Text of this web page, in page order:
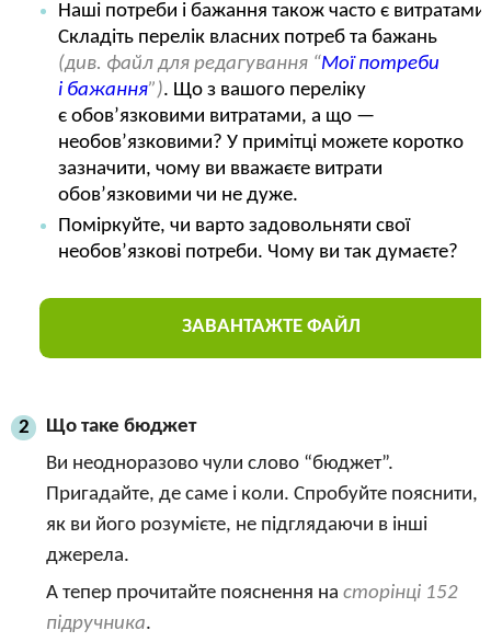
Наші потреби і бажання також часто є витратами.
Складіть перелік власних потреб та бажань
(див. файл для редагування “Мої потреби
і бажання”). Що з вашого переліку
є обов’язковими витратами, а що —
необов’язковими? У примітці можете коротко
зазначити, чому ви вважаєте витрати
обов’язковими чи не дуже.
Поміркуйте, чи варто задовольняти свої
необов’язкові потреби. Чому ви так думаєте?
ЗАВАНТАЖТЕ ФАЙЛ
2
Що таке бюджет
Ви неодноразово чули слово “бюджет”.
Пригадайте, де саме і коли. Спробуйте пояснити,
як ви його розумієте, не підглядаючи в інші
джерела.
А тепер прочитайте пояснення на сторінці 152
підручника.